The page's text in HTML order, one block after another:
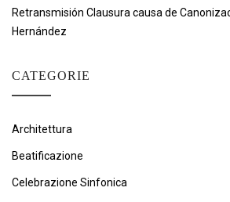
Retransmisión Clausura causa de
Hernández
CATEGORIE
Architettura
Beatificazione
Celebrazione Sinfonica